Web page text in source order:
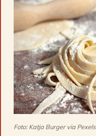
Foto: Katja Burger via Pexels